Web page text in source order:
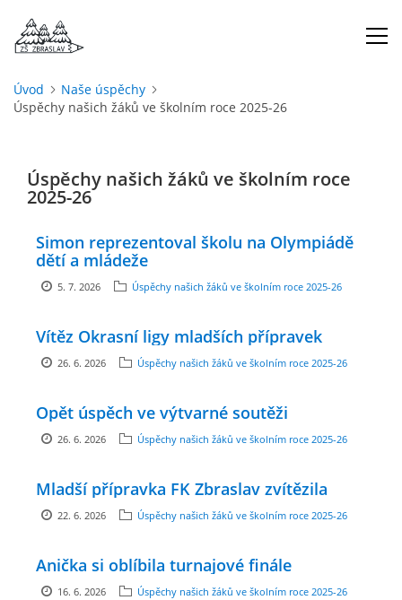
ÚVOD
ŠKOLSKÁ RADA
ENVIRONMENTÁLNÍ VÝCHOVA
FOTOALBUM
Úvod
Naše úspěchy
Úspěchy našich žáků ve školním roce 2025-26
Úspěchy našich žáků ve školním roce
2025-26
Simon reprezentoval školu na Olympiádě
dětí a mládeže
5. 7. 2026 Úspěchy našich žáků ve školním roce 2025-26
Vítěz Okrasní ligy mladších přípravek
26. 6. 2026 Úspěchy našich žáků ve školním roce 2025-26
Opět úspěch ve výtvarné soutěži
26. 6. 2026 Úspěchy našich žáků ve školním roce 2025-26
Mladší přípravka FK Zbraslav zvítězila
22. 6. 2026 Úspěchy našich žáků ve školním roce 2025-26
Anička si oblíbila turnajové finále
16. 6. 2026 Úspěchy našich žáků ve školním roce 2025-26